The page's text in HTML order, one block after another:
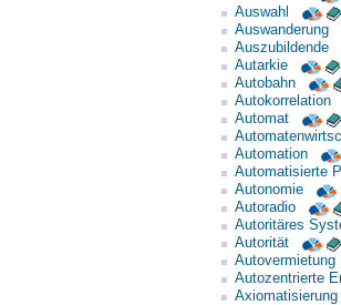
Auswahl
Auswanderung
Auszubildende
Autarkie
Autobahn
Autokorrelation
Automat
Automation
Automatisierte
Autonomie
Autoradio
Autoritäres
Autorität
Autovermietung
Autozentrierte
Axiomatisierung